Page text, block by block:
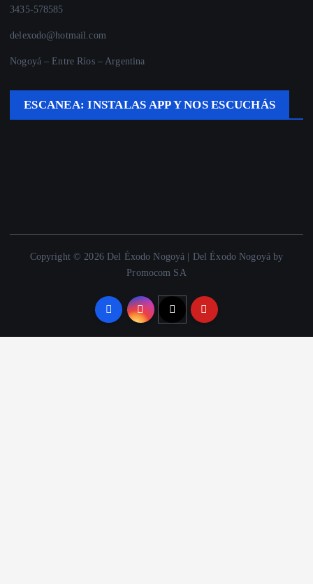
3435-578585
delexodo@hotmail.com
Nogoyá – Entre Ríos – Argentina
ESCANEA: INSTALAS APP Y NOS ESCUCHÁS
Copyright © 2026 Del Éxodo Nogoyá | Del Éxodo Nogoyá by
Promocom SA